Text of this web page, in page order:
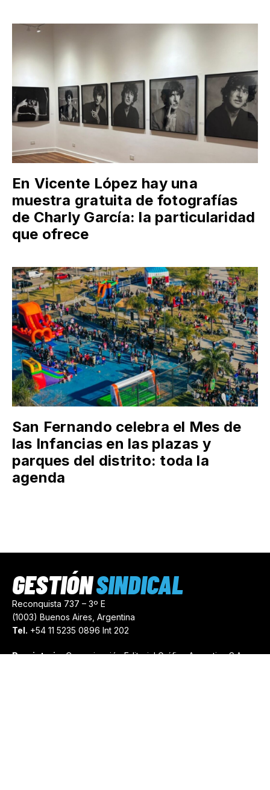
En Vicente López hay una
muestra gratuita de fotografías
de Charly García: la particularidad
que ofrece
San Fernando celebra el Mes de
las Infancias en las plazas y
parques del distrito: toda la
agenda
Reconquista 737 – 3º E
(1003) Buenos Aires, Argentina
Tel. +54 11 5235 0896 Int 202
Propietario:Comunicación Editorial Gráfica Argentina S.A.
GESTIÓNSINDICAL